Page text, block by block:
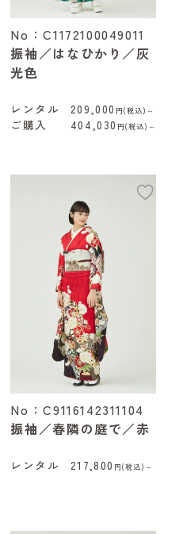
No：C1172100049011
振袖／はなひかり／灰
光色
レンタル 209,000 円(税込)～
ご購入 404,030 円(税込)～
No：C9116142311104
振袖／春隣の庭で／赤
レンタル 217,800 円(税込)～